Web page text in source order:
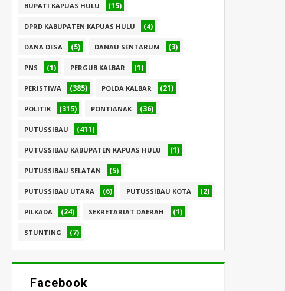
BUPATI KAPUAS HULU (15)
DPRD KABUPATEN KAPUAS HULU (4)
DANA DESA (5) DANAU SENTARUM (3)
PNS (1) PERGUB KALBAR (1)
PERISTIWA (385) POLDA KALBAR (21)
POLITIK (315) PONTIANAK (36)
PUTUSSIBAU (411)
PUTUSSIBAU KABUPATEN KAPUAS HULU (1)
PUTUSSIBAU SELATAN (5)
PUTUSSIBAU UTARA (6) PUTUSSIBAU KOTA (2)
PILKADA (24) SEKRETARIAT DAERAH (1)
STUNTING (7)
Facebook